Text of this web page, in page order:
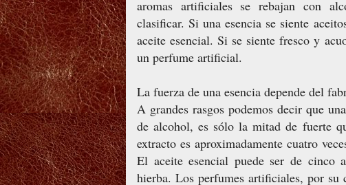
aromas artificiales se rebajan con
clasificar. Si una esencia se siente
aceite esencial. Si se siente fresco y
un perfume artificial.
La fuerza de una esencia depende del
A grandes rasgos podemos decir que
de alcohol, es sólo la mitad de fuerte
extracto es aproximadamente cuatro
El aceite esencial puede ser de cinco
hierba. Los perfumes artificiales, por su